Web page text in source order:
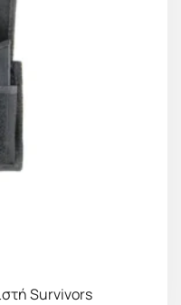
Survivors